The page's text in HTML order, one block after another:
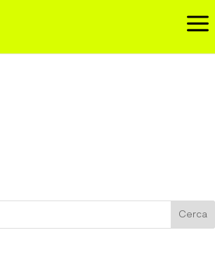
a
Cerca